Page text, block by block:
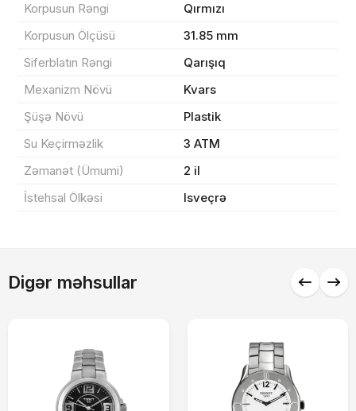
Korpusun Rəngi
Qırmızı
Korpusun Ölçüsü
31.85 mm
Siferblatın Rəngi
Qarışıq
Mexanizm Növü
Kvars
Şüşə Növü
Plastik
Su Keçirməzlik
3 ATM
Zəmanət (Ümumi)
2 il
İstehsal Ölkəsi
Isveçrə
Digər məhsullar
Endirim
Çatdırılma
Yekun məbləğ
Sifarişi rəsmiləşdir
OK